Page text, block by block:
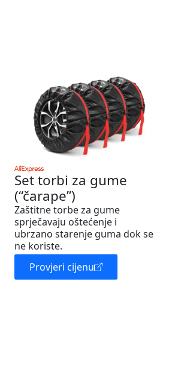
Set torbi za gume
(“čarape”)
Zaštitne torbe za gume
sprječavaju oštećenje i
ubrzano starenje guma dok se
ne koriste.
Provjeri cijenu